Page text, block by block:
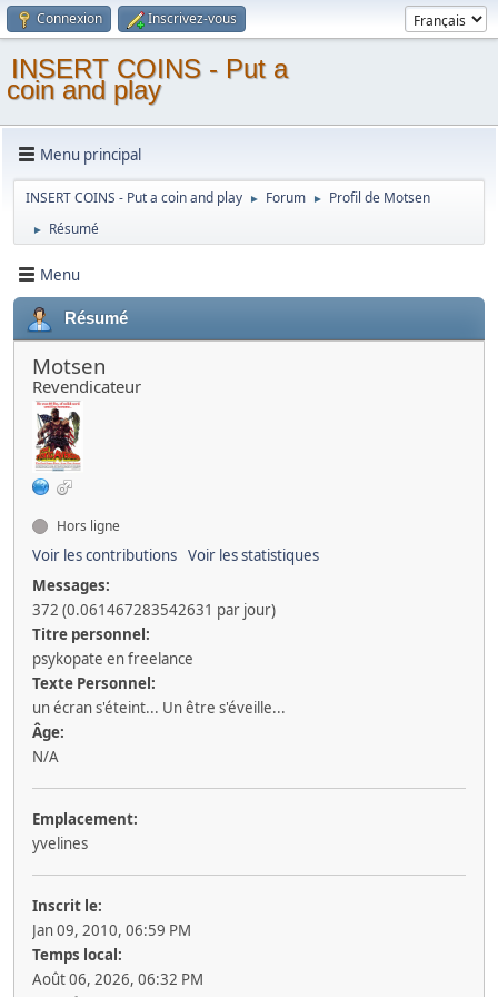
Connexion Inscrivez-vous
INSERT COINS - Put a
coin and play
Menu principal
INSERT COINS - Put a coin and play ► Forum ► Profil de Motsen
► Résumé
Menu
Résumé
Motsen
Revendicateur
Hors ligne
Voir les contributions Voir les statistiques
Messages:
372 (0.061467283542631 par jour)
Titre personnel:
psykopate en freelance
Texte Personnel:
un écran s'éteint... Un être s'éveille...
Âge:
N/A
Emplacement:
yvelines
Inscrit le:
Jan 09, 2010, 06:59 PM
Temps local:
Août 06, 2026, 06:32 PM